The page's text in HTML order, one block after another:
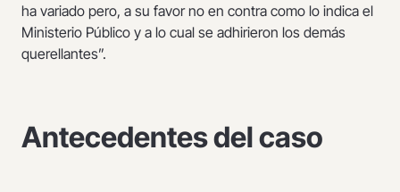
ha variado pero, a su favor no en contra como lo indica el
Ministerio Público y a lo cual se adhirieron los demás
querellantes”.
Antecedentes del caso